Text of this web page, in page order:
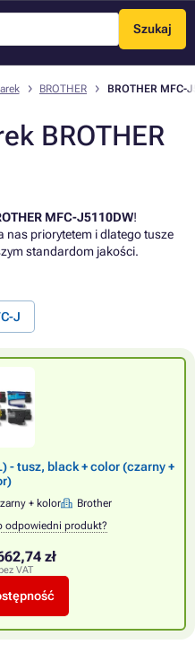
Szukaj
Menu
BROTHER BROTHER MFC-
BROTHER
MFC-J5110DW!
priorytetem i dlatego tusze
standardom jakości.
J
- tusz, black + color (czarny +
+ kolor
Brother
odpowiedni produkt?
zł
VAT